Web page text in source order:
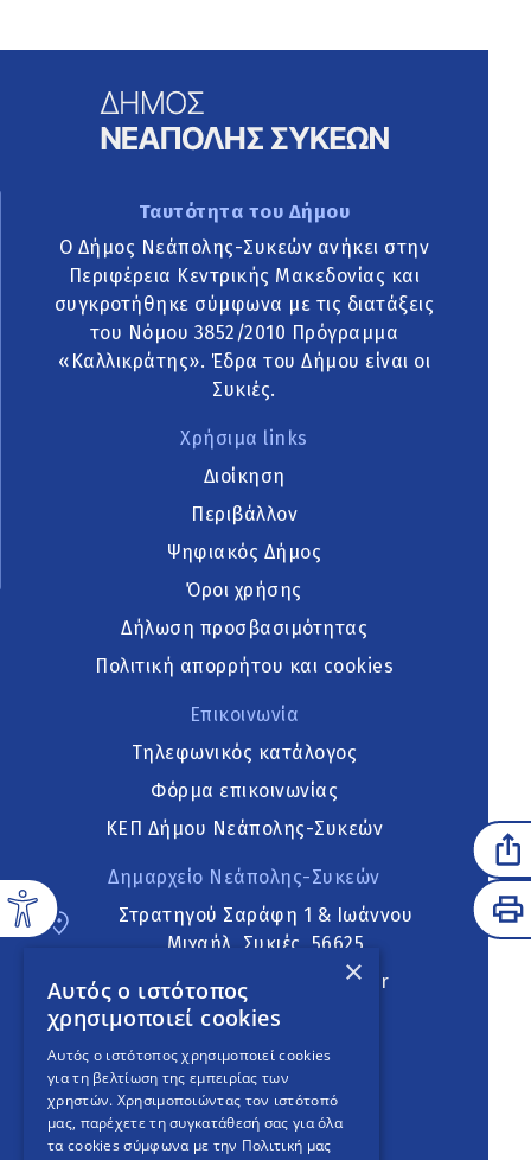
Ταυτότητα του Δήμου
Ο Δήμος Νεάπολης-Συκεών ανήκει στην
Περιφέρεια Κεντρικής Μακεδονίας και
συγκροτήθηκε σύμφωνα με τις διατάξεις
του Νόμου 3852/2010 Πρόγραμμα
«Καλλικράτης». Έδρα του Δήμου είναι οι
Συκιές.
Χρήσιμα links
Διοίκηση
Περιβάλλον
Ψηφιακός Δήμος
Όροι χρήσης
Δήλωση προσβασιμότητας
Πολιτική απορρήτου και cookies
Επικοινωνία
Τηλεφωνικός κατάλογος
Φόρμα επικοινωνίας
ΚΕΠ Δήμου Νεάπολης-Συκεών
Δημαρχείο Νεάπολης-Συκεών
Στρατηγού Σαράφη 1 & Ιωάννου
Μιχαήλ, Συκιές, 56625
neapoli.sykies@ddt.gov.gr
Ακολουθήστε
English Version
×
Αυτός ο ιστότοπος
χρησιμοποιεί cookies
Αυτός ο ιστότοπος χρησιμοποιεί cookies
για τη βελτίωση της εμπειρίας των
χρηστών. Χρησιμοποιώντας τον ιστότοπό
μας, παρέχετε τη συγκατάθεσή σας για όλα
τα cookies σύμφωνα με την Πολιτική μας